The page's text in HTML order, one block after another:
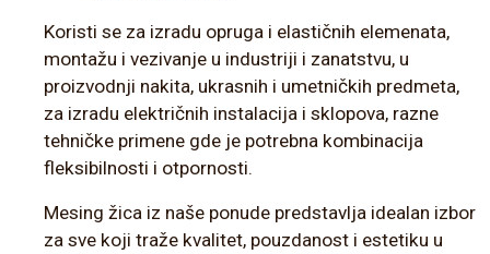
Koristi se za izradu opruga i elastičnih elemenata,
montažu i vezivanje u industriji i zanatstvu, u
proizvodnji nakita, ukrasnih i umetničkih predmeta,
za izradu električnih instalacija i sklopova, razne
tehničke primene gde je potrebna kombinacija
fleksibilnosti i otpornosti.
Mesing žica iz naše ponude predstavlja idealan izbor
za sve koji traže kvalitet, pouzdanost i estetiku u